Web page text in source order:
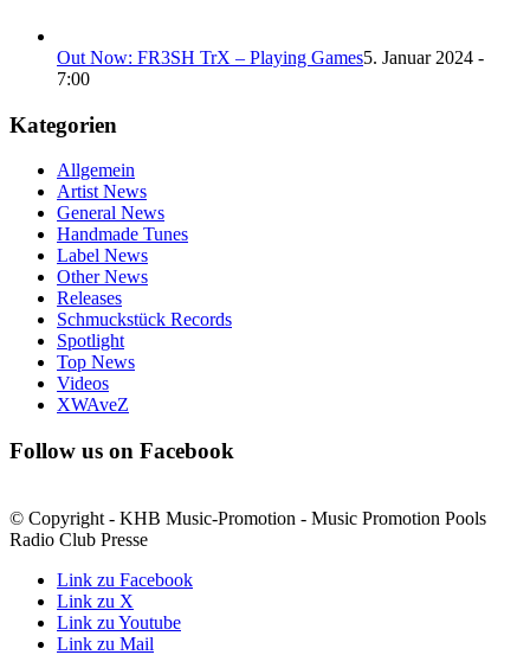
Out Now: FR3SH TrX – Playing Games5. Januar 2024 -
7:00
Kategorien
Allgemein
Artist News
General News
Handmade Tunes
Label News
Other News
Releases
Schmuckstück Records
Spotlight
Top News
Videos
XWAveZ
Follow us on Facebook
© Copyright - KHB Music-Promotion - Music Promotion Pools
Radio Club Presse
Link zu Facebook
Link zu X
Link zu Youtube
Link zu Mail